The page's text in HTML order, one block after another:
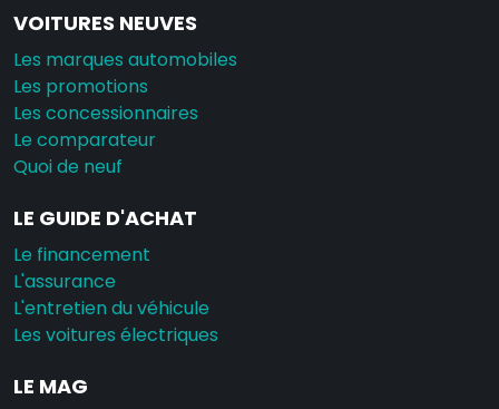
VOITURES NEUVES
Les marques automobiles
Les promotions
Les concessionnaires
Le comparateur
Quoi de neuf
LE GUIDE D'ACHAT
Le financement
L'assurance
L'entretien du véhicule
Les voitures électriques
LE MAG